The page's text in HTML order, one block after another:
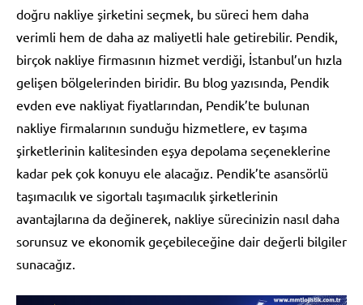
doğru nakliye şirketini seçmek, bu süreci hem daha
verimli hem de daha az maliyetli hale getirebilir. Pendik,
birçok nakliye firmasının hizmet verdiği, İstanbul’un hızla
gelişen bölgelerinden biridir. Bu blog yazısında, Pendik
evden eve nakliyat fiyatlarından, Pendik’te bulunan
nakliye firmalarının sunduğu hizmetlere, ev taşıma
şirketlerinin kalitesinden eşya depolama seçeneklerine
kadar pek çok konuyu ele alacağız. Pendik’te asansörlü
taşımacılık ve sigortalı taşımacılık şirketlerinin
avantajlarına da değinerek, nakliye sürecinizin nasıl daha
sorunsuz ve ekonomik geçebileceğine dair değerli bilgiler
sunacağız.